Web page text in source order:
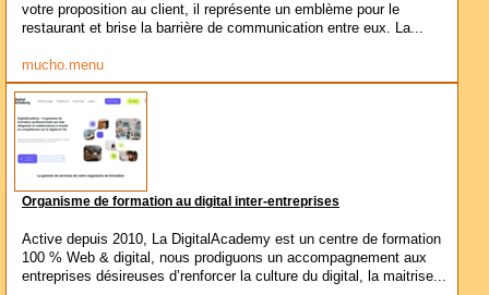
votre proposition au client, il représente un emblème pour le
restaurant et brise la barrière de communication entre eux. La...
mucho.menu
Organisme de formation au digital inter-entreprises
Active depuis 2010, La DigitalAcademy est un centre de formation
100 % Web & digital, nous prodiguons un accompagnement aux
entreprises désireuses d’renforcer la culture du digital, la maitrise...